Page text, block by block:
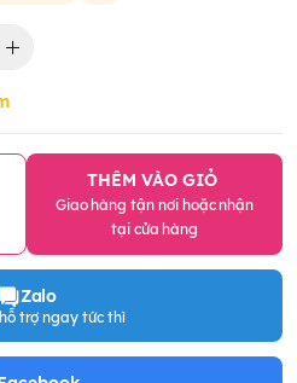
THÊM VÀO GIỎ
Giao hàng tận nơi hoặc nhận
tại cửa hàng
Zalo
trợ ngay tức thì